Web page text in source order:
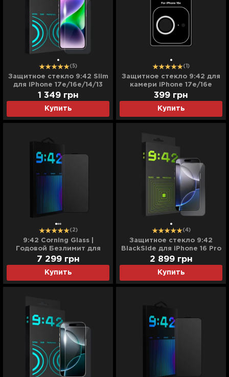
(5)
Защитное стекло 9:42 Slim
для iPhone 17e/16e/14/13
Pro/13
Купить
1 349 грн
(1)
Защитное стекло 9:42 для
камери iPhone 17e/16e
(Clear)
Купить
399 грн
(2)
9:42 Corning Glass |
Годовой Безлимит для
iPhone 16 Pro Max
Купить
7 299 грн
(4)
Защитное стекло 9:42
BlackSide для iPhone 16 Pro
Max
Купить
2 899 грн